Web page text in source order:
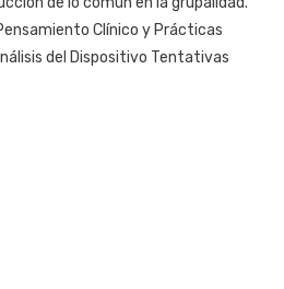
Clínico y Prácticas
del Dispositivo Tentativas